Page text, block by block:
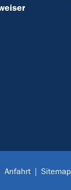
Anfahrt Sitemap